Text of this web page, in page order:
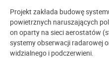
Projekt zakłada budowę
powietrznych naruszających
on oparty na sieci aerostatów
systemy obserwacji radarowej
widzialnego i podczerwieni.